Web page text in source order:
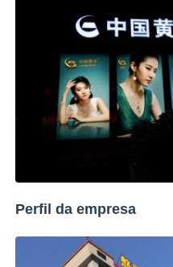
Perfil da empresa